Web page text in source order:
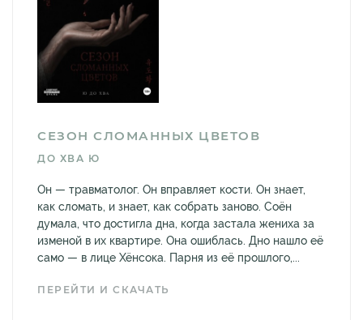
СЕЗОН СЛОМАННЫХ ЦВЕТОВ
ДО ХВА Ю
Он — травматолог. Он вправляет кости. Он знает,
как сломать, и знает, как собрать заново. Соён
думала, что достигла дна, когда застала жениха за
изменой в их квартире. Она ошиблась. Дно нашло её
само — в лице Хёнсока. Парня из её прошлого,...
ПЕРЕЙТИ И СКАЧАТЬ